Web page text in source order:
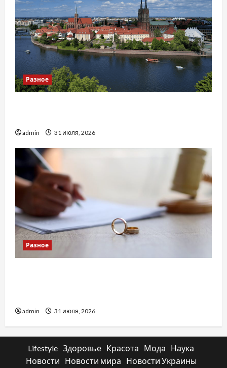
Разное
admin 31 июля, 2026
Разное
admin 31 июля, 2026
Lifestyle Здоровье Красота Мода
Наука
Новости
Новости мира
Новости Украины